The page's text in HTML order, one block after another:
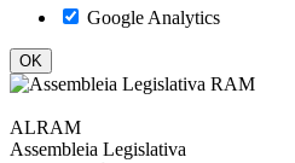
Google Analytics
ALRAM
Assembleia Legislativa